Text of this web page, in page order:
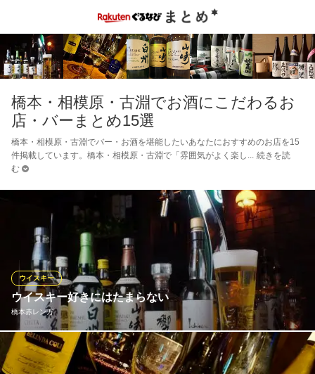
橋本・相模原・古淵でお酒にこだわるお
店・バーまとめ15選
橋本・相模原・古淵でバー・お酒を堪能したいあなたにおすすめのお店を15
件掲載しています。橋本・相模原・古淵で「雰囲気がよく楽し
続きを読
む
ウイスキー好きにはたまらない
橋本赤レンガ
ウイスキー
おなじみの角瓶/白州をはじめ長年熟成したウイスキーもご用意し
ています☆ロック、ハイボールでお好きな飲み方でお楽しみくだ